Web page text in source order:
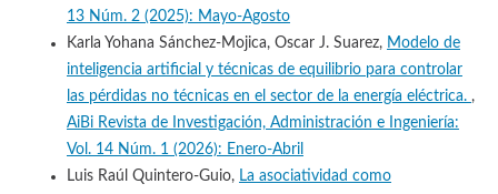
13 Núm. 2 (2025): Mayo-Agosto
Karla Yohana Sánchez-Mojica, Oscar J. Suarez, Modelo de
inteligencia artificial y técnicas de equilibrio para controlar
las pérdidas no técnicas en el sector de la energía eléctrica. ,
AiBi Revista de Investigación, Administración e Ingeniería:
Vol. 14 Núm. 1 (2026): Enero-Abril
Luis Raúl Quintero-Guio, La asociatividad como